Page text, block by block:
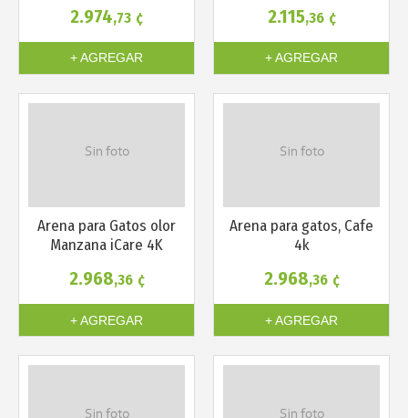
2.974,73 ¢
+ AGREGAR
2.115,36 ¢
+ AGREGAR
Arena para Gatos olor
Manzana iCare 4K
2.968,36 ¢
+ AGREGAR
Arena para gatos, Cafe
4k
2.968,36 ¢
+ AGREGAR